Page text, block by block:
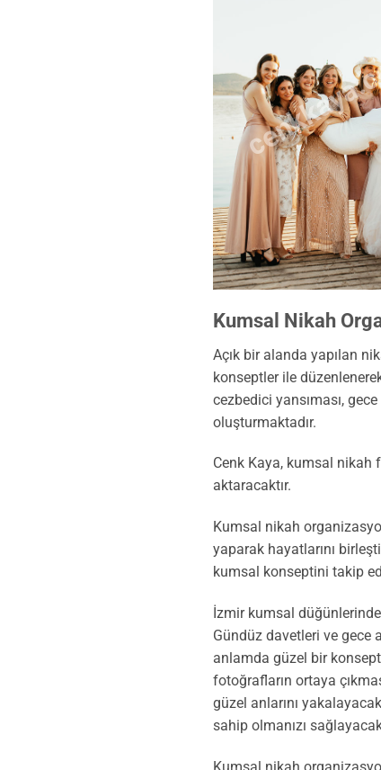
Kumsal Nikah
Açık bir alanda yapılan
konseptler ile
cezbedici yansıması,
oluşturmaktadır.
Cenk Kaya, kumsal nikah
aktaracaktır.
Kumsal nikah
yaparak hayatlarını
kumsal konseptini takip
İzmir kumsal
Gündüz davetleri ve gece
anlamda güzel bir
fotoğrafların ortaya
güzel anlarını
sahip olmanızı
Kumsal nikah